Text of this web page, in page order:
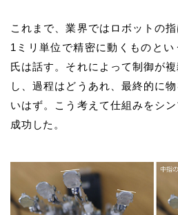
これまで、業界ではロボットの
1ミリ単位で精密に動くものと
氏は話す。それによって制御が
し、過程はどうあれ、最終的に
いはず。こう考えて仕組みをシ
成功した。